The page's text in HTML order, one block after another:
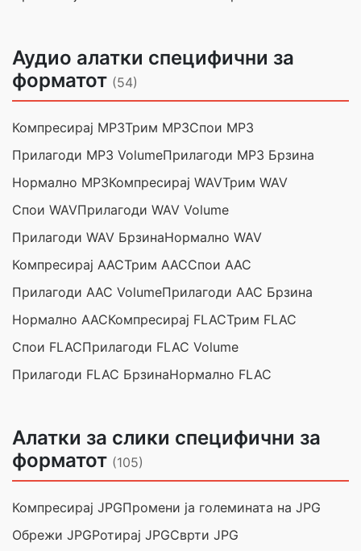
Аудио алатки специфични за
форматот (54)
Компресирај MP3Трим MP3Спои MP3
Прилагоди MP3 VolumeПрилагоди MP3 Брзина
Нормално MP3Компресирај WAVТрим WAV
Спои WAVПрилагоди WAV Volume
Прилагоди WAV БрзинаНормално WAV
Компресирај AACТрим AACСпои AAC
Прилагоди AAC VolumeПрилагоди AAC Брзина
Нормално AACКомпресирај FLACТрим FLAC
Спои FLACПрилагоди FLAC Volume
Прилагоди FLAC БрзинаНормално FLAC
Алатки за слики специфични за
форматот (105)
Компресирај JPGПромени ја големината на JPG
Обрежи JPGРотирај JPGСврти JPG